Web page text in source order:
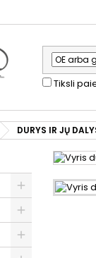
Tiksli
DURYS IR JŲ